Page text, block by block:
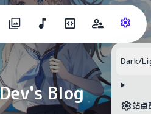
Blog
Dark/
站点
可用标题